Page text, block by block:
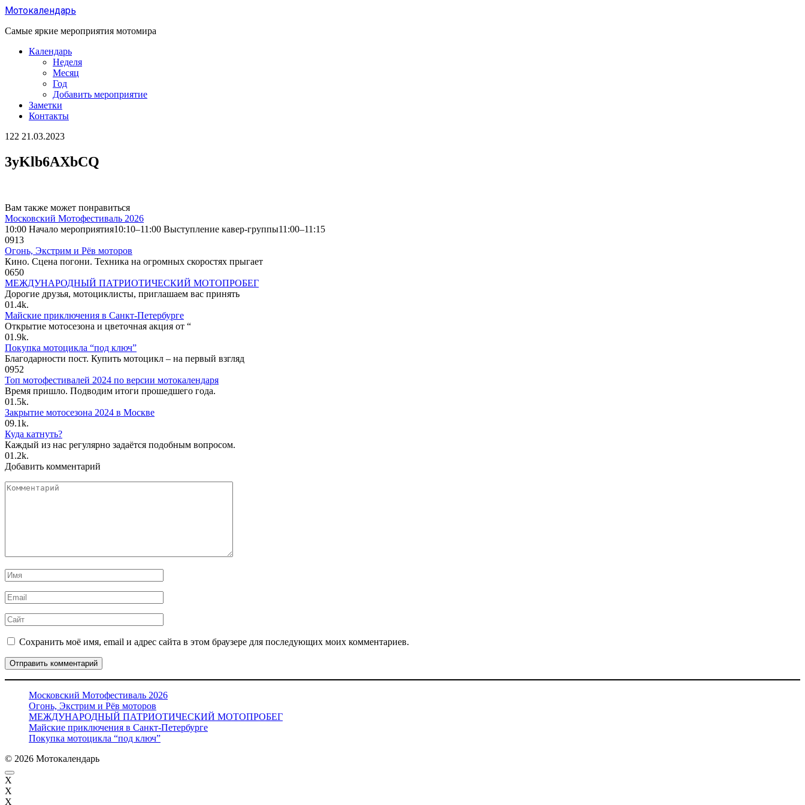
Перейти
содержанию
Мотокалендарь
Самые яркие мероприятия мотомира
Календарь
Неделя
Месяц
Год
Добавить мероприятие
Заметки
Контакты
122 21.03.2023
3yKlb6AXbCQ
Вам также может понравиться
Московский Мотофестиваль 2026
10:00 Начало мероприятия10:10–11:00 Выступление кавер-группы11:00–11:15
0913
Огонь, Экстрим и Рёв моторов
Кино. Сцена погони. Техника на огромных скоростях прыгает
0650
МЕЖДУНАРОДНЫЙ ПАТРИОТИЧЕСКИЙ МОТОПРОБЕГ
Дорогие друзья, мотоциклисты, приглашаем вас принять
01.4k.
Майские приключения в Санкт-Петербурге
Открытие мотосезона и цветочная акция от “
01.9k.
Покупка мотоцикла “под ключ”
Благодарности пост. Купить мотоцикл – на первый взгляд
0952
Топ мотофестивалей 2024 по версии мотокалендаря
Время пришло. Подводим итоги прошедшего года.
01.5k.
Закрытие мотосезона 2024 в Москве
09.1k.
Куда катнуть?
Каждый из нас регулярно задаётся подобным вопросом.
01.2k.
Добавить комментарий
Комментарий
Имя
*
Email
*
Сайт
Сохранить моё имя, email и адрес сайта в этом браузере для последующих моих комментариев.
Московский Мотофестиваль 2026
Огонь, Экстрим и Рёв моторов
МЕЖДУНАРОДНЫЙ ПАТРИОТИЧЕСКИЙ МОТОПРОБЕГ
Майские приключения в Санкт-Петербурге
Покупка мотоцикла “под ключ”
© 2026 Мотокалендарь
X
X
X